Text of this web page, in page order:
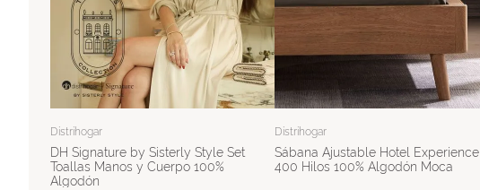
Distrihogar
DH Signature by Sisterly Style Set
Toallas Manos y Cuerpo 100%
Algodón
Distrihogar
Sábana Ajustable Hotel Experience
400 Hilos 100% Algodón Moca